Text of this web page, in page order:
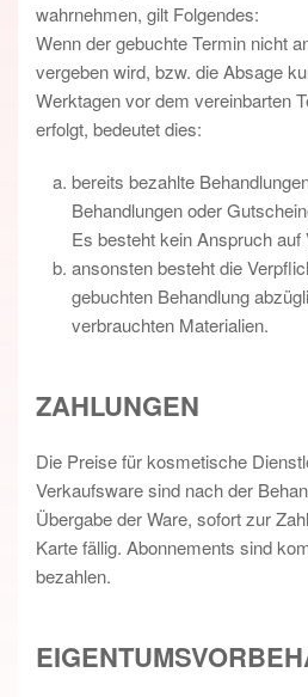
wahrnehmen, gilt Folgendes:
Wenn der gebuchte Termin nicht
vergeben wird, bzw. die Absage
Werktagen vor dem vereinbarten
erfolgt, bedeutet dies:
bereits bezahlte
Behandlungen oder
Es besteht kein Anspruch auf
ansonsten besteht die
gebuchten Behandlung
verbrauchten Materialien.
ZAHLUNGEN
Die Preise für kosmetische
Verkaufsware sind nach der
Übergabe der Ware, sofort zur
Karte fällig. Abonnements sind
bezahlen.